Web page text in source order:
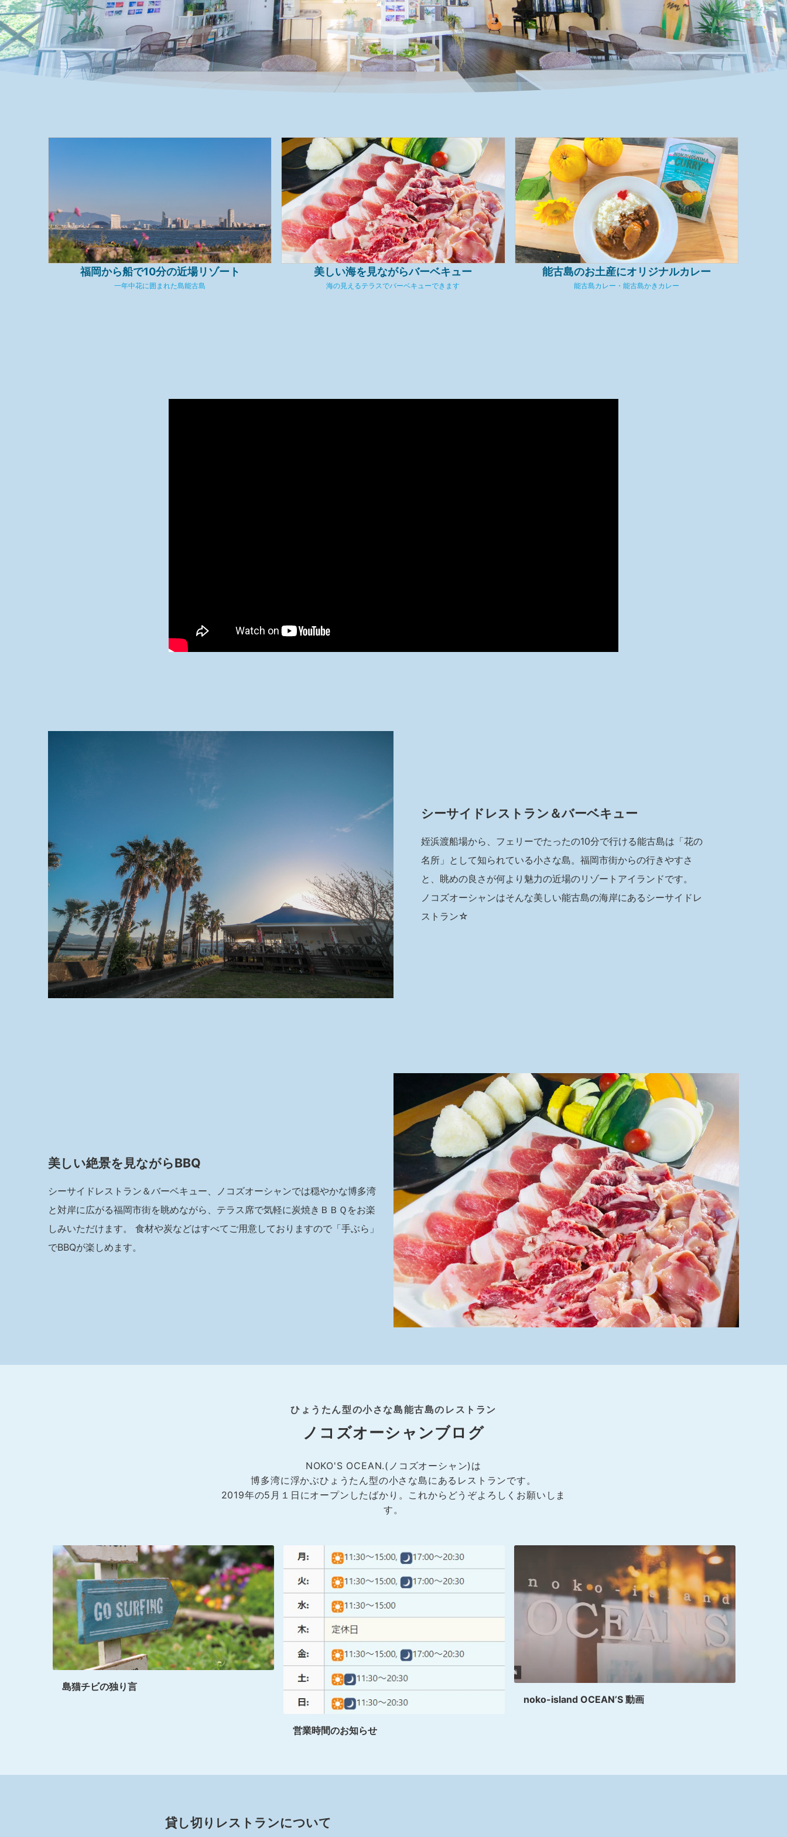
福岡から船で10分の近場リゾート
一年中花に囲まれた島能古島
美しい海を見ながらバーベキュー
海の見えるテラスでバーベキューできます
能古島のお土産にオリジナルカレー
能古島カレー・能古島かきカレー
シーサイドレストラン＆バーベキュー
姪浜渡船場から、フェリーでたったの10分で行ける能古島は「花の
名所」として知られている小さな島。福岡市街からの行きやすさ
と、眺めの良さが何より魅力の近場のリゾートアイランドです。
ノコズオーシャンはそんな美しい能古島の海岸にあるシーサイドレ
ストラン☆
美しい絶景を見ながらBBQ
シーサイドレストラン＆バーベキュー、ノコズオーシャンでは穏やかな博多湾
と対岸に広がる福岡市街を眺めながら、テラス席で気軽に炭焼きＢＢＱをお楽
しみいただけます。 食材や炭などはすべてご用意しておりますので「手ぶら」
でBBQが楽しめます。
ノコズオーシャンブログ
ひょうたん型の小さな島能古島のレストラン
NOKO'S OCEAN.(ノコズオーシャン)は
博多湾に浮かぶひょうたん型の小さな島にあるレストランです。
2019年の5月１日にオープンしたばかり。これからどうぞよろしくお願いしま
す。
島猫チビの独り言
営業時間のお知らせ
noko-island OCEAN’S 動画
貸し切りレストランについて